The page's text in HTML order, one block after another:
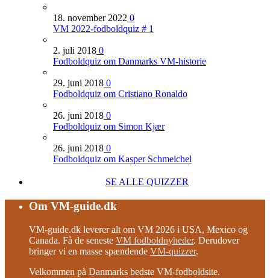
18. november 2022 0
VM 2022-fodboldquiz # 1
2. juli 2018 0
Fodboldquiz om Danmarks VM-historie
29. juni 2018 0
Fodboldquiz om Cristiano Ronaldo
26. juni 2018 0
Fodboldquiz om Simon Kjær
26. juni 2018 0
Fodboldquiz om Kasper Schmeichel
SE ALLE QUIZZER
Om VM-guide.dk
VM-guide.dk leverer alt om VM 2026 i USA, Mexico og
Canada. Få de seneste VM fodboldnyheder. Derudover
bringer vi en masse spændende VM-quizzer.
Velkommen på Danmarks bedste VM-fodboldsite.